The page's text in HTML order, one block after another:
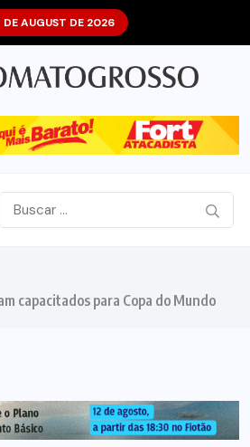
DE AUGUST DE 2026
capacitados para Copa do Mundo